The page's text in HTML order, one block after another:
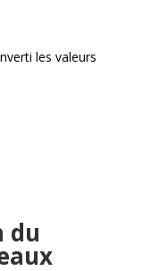
les valeurs
du